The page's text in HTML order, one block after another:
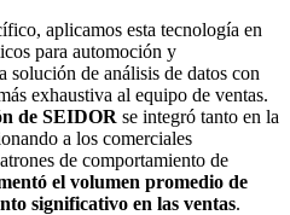
aplicamos esta tecnología en
para automoción y
solución de análisis de datos con
exhaustiva al equipo de ventas.
de SEIDOR se integró tanto en la
a los comerciales
de comportamiento de
el volumen promedio de
significativo en las ventas.